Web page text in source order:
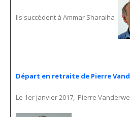
Ils succèdent à Ammar Sharaiha
Départ en retraite de Pierre
Le 1er janvier 2017, Pierre